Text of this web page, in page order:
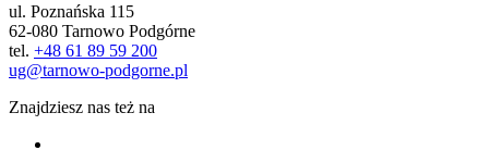
ul. Poznańska 115
62-080 Tarnowo Podgórne
tel. +48 61 89 59 200
ug@tarnowo-podgorne.pl
Znajdziesz nas też na